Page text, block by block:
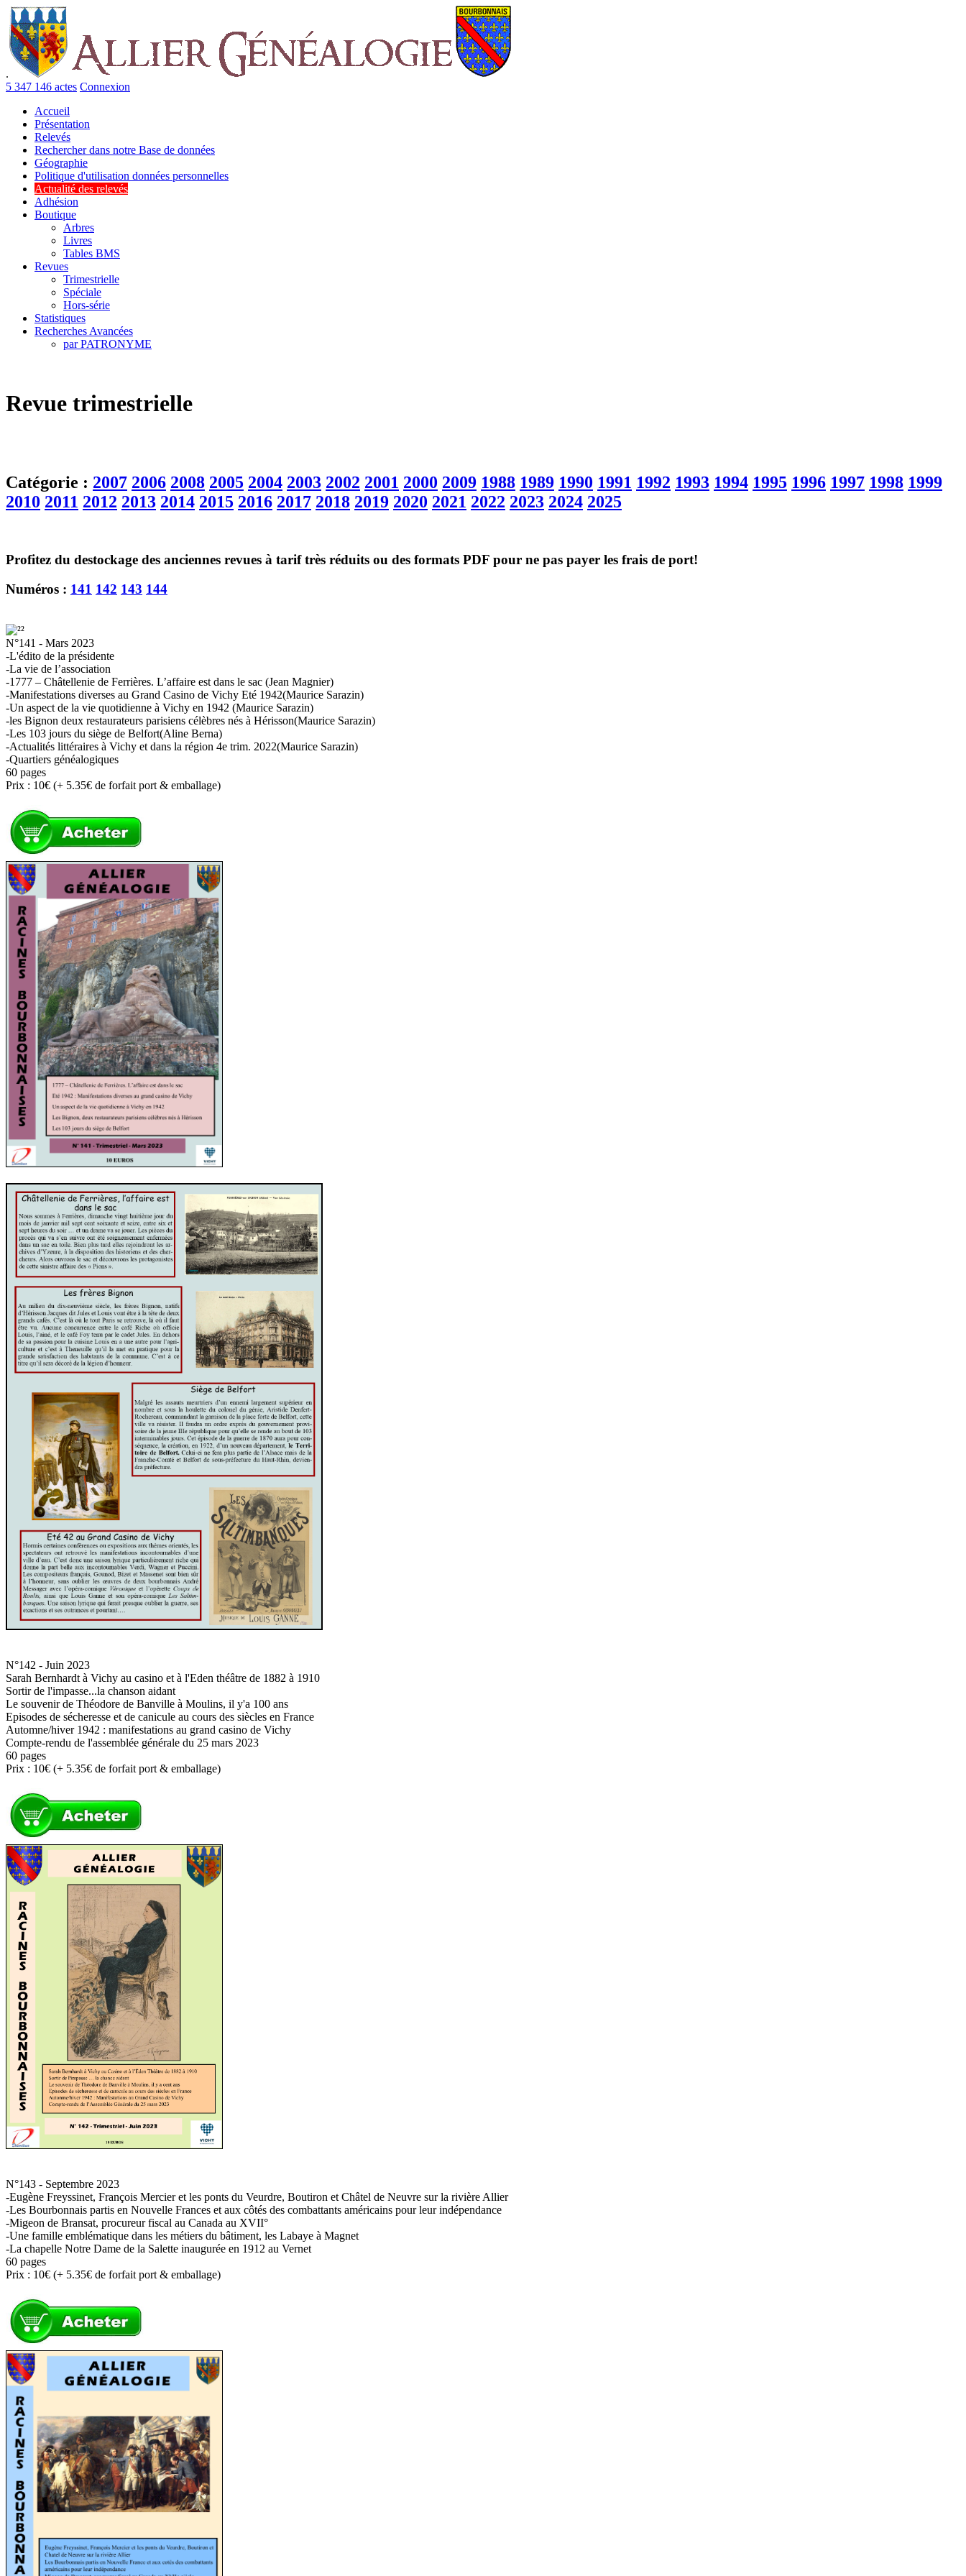
.
5 347 146 actes Connexion
Accueil
Présentation
Relevés
Rechercher dans notre Base de données
Géographie
Politique d'utilisation données personnelles
Actualité des relevés
Adhésion
Boutique
Arbres
Livres
Tables BMS
Revues
Trimestrielle
Spéciale
Hors-série
Statistiques
Recherches Avancées
par PATRONYME
Revue trimestrielle
Catégorie : 2007 2006 2008 2005 2004 2003 2002 2001 2000 2009 1988 1989 1990 1991 1992 1993 1994 1995 1996 1997 1998 1999
2010 2011 2012 2013 2014 2015 2016 2017 2018 2019 2020 2021 2022 2023 2024 2025
Profitez du destockage des anciennes revues à tarif très réduits ou des formats PDF pour ne pas payer les frais de port!
Numéros : 141 142 143 144
N°141 - Mars 2023
-L'édito de la présidente
-La vie de l’association
-1777 – Châtellenie de Ferrières. L’affaire est dans le sac (Jean Magnier)
-Manifestations diverses au Grand Casino de Vichy Eté 1942(Maurice Sarazin)
-Un aspect de la vie quotidienne à Vichy en 1942 (Maurice Sarazin)
-les Bignon deux restaurateurs parisiens célèbres nés à Hérisson(Maurice Sarazin)
-Les 103 jours du siège de Belfort(Aline Berna)
-Actualités littéraires à Vichy et dans la région 4e trim. 2022(Maurice Sarazin)
-Quartiers généalogiques
60 pages
Prix : 10€ (+ 5.35€ de forfait port & emballage)
N°142 - Juin 2023
Sarah Bernhardt à Vichy au casino et à l'Eden théâtre de 1882 à 1910
Sortir de l'impasse...la chanson aidant
Le souvenir de Théodore de Banville à Moulins, il y'a 100 ans
Episodes de sécheresse et de canicule au cours des siècles en France
Automne/hiver 1942 : manifestations au grand casino de Vichy
Compte-rendu de l'assemblée générale du 25 mars 2023
60 pages
Prix : 10€ (+ 5.35€ de forfait port & emballage)
N°143 - Septembre 2023
-Eugène Freyssinet, François Mercier et les ponts du Veurdre, Boutiron et Châtel de Neuvre sur la rivière Allier
-Les Bourbonnais partis en Nouvelle Frances et aux côtés des combattants américains pour leur indépendance
-Migeon de Bransat, procureur fiscal au Canada au XVII°
-Une famille emblématique dans les métiers du bâtiment, les Labaye à Magnet
-La chapelle Notre Dame de la Salette inaugurée en 1912 au Vernet
60 pages
Prix : 10€ (+ 5.35€ de forfait port & emballage)